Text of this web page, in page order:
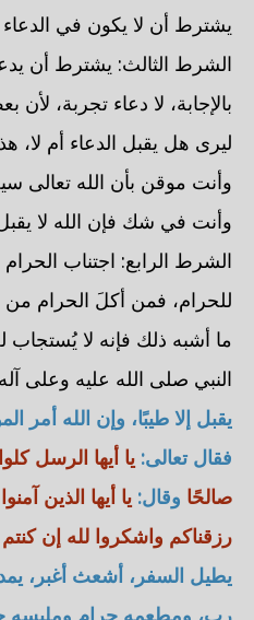
يشترط أن لا يكون في
الشرط الثالث: يشترط أن
بالإجابة، لا دعاء تجربة،
ليرى هل يقبل الدعاء أم لا،
وأنت موقن بأن الله تعالى
وأنت في شك فإن الله لا
الشرط الرابع: اجتناب الحرام
للحرام، فمن أكلَ الحرام
ما أشبه ذلك فإنه لا يُستجاب
النبي صلى الله عليه وعلى
يقبل إلا طيبًا، وإن الله أمر
فقال تعالى: يا أيها الرسل
صالحًا وقال: يا أيها الذين
رزقناكم واشكروا لله إن كنتم
يطيل السفر، أشعث أغبر،